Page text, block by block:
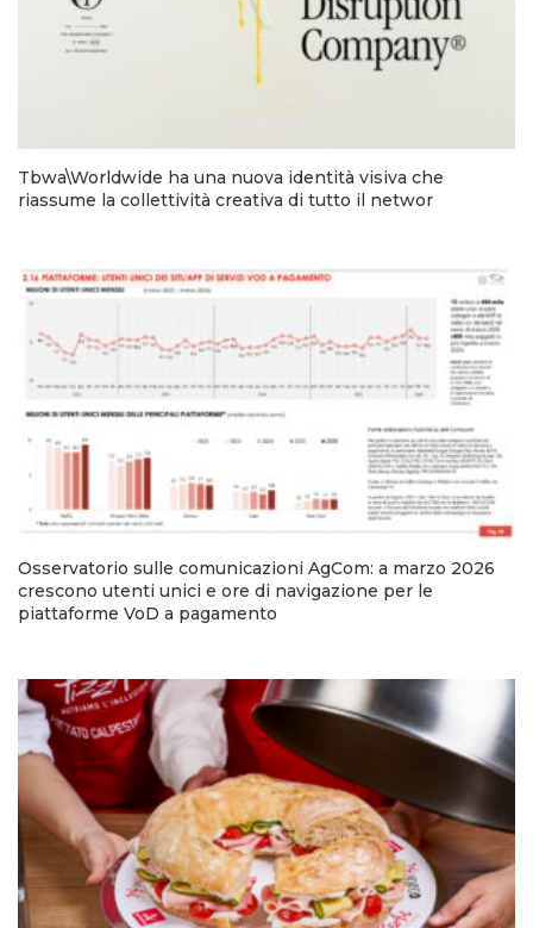
Tbwa\Worldwide ha una nuova identità visiva che
riassume la collettività creativa di tutto il networ
Osservatorio sulle comunicazioni AgCom: a marzo 2026
crescono utenti unici e ore di navigazione per le
piattaforme VoD a pagamento